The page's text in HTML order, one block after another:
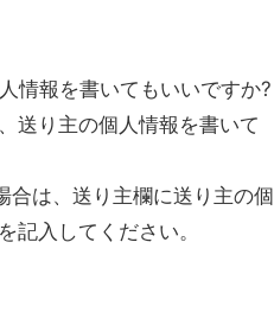
情報を書いてもいいですか?
送り主の個人情報を書いて
合は、送り主欄に送り主の個
記入してください。